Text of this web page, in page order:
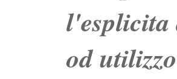
l'esplicita
od